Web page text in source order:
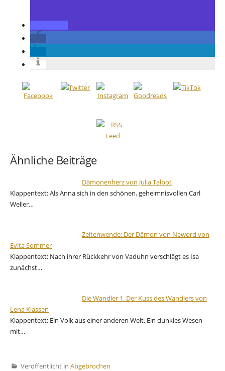
Ähnliche Beiträge
Dämonenherz von Julia Talbot
Klappentext: Als Anna sich in den schönen, geheimnisvollen Carl
Weller…
Zeitenwende: Der Dämon von Neword von
Evita Sommer
Klappentext: Nach ihrer Rückkehr von Vaduhn verschlägt es Isa
zunächst…
Die Wandler 1. Der Kuss des Wandlers von
Lena Klassen
Klappentext: Ein Volk aus einer anderen Welt. Ein dunkles Wesen
mit…
Veröffentlicht in Abgebrochen